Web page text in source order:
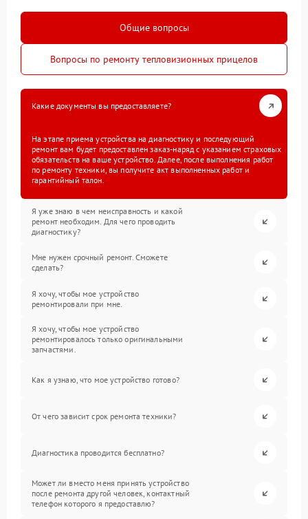
Общие вопросы
Вопросы по ремонту тепловизионных прицелов
Какие документы вы предоставляете?
На этапе приема устройства на диагностику и последующий
ремонт вам будет предоставлен заказ-наряд с указанием страховых
обязательств на ваше устройство. Далее, после выполнения работ
по ремонту техники, вы получите акт выполненных работ и
гарантийный талон.
Я уже знаю в чем неисправность и какой
ремонт необходим. Для чего проводить
диагностику?
Мне нужен срочный ремонт. Сможете
сделать?
Я хочу, чтобы мое устройство
ремонтировали при мне.
Я хочу, чтобы мое устройство
ремонтировалось только оригинальными
запчастями.
Как я узнаю, что мое устройство готово?
От чего зависит срок ремонта техники?
Диагностика проводится бесплатно?
Может ли вместо меня принять устройство
после ремонта другой человек, контактный
телефон которого я предоставлю?